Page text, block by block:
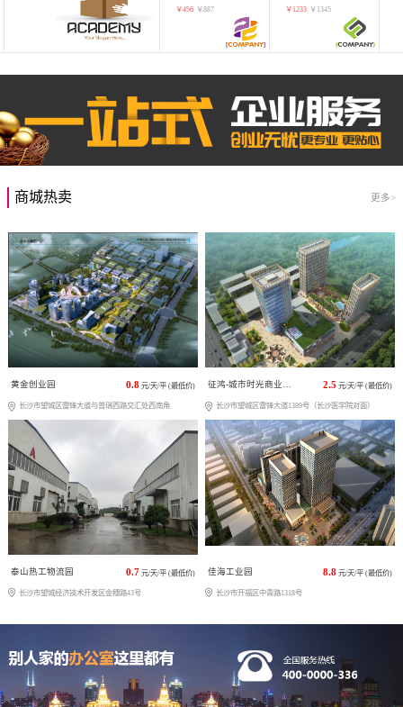
￥456 ￥887 ￥ 1233 ￥ 1345
商城热卖 更多>
黄金创业园 0.8 元/天/平 (最低价)
长沙市望城区雷锋大道与普瑞西路交汇处西南角
征鸿-城市时光商业广场 2.5 元/天/平 (最低价)
长沙市望城区雷锋大道1389号（长沙医学院对面）
泰山热工物流园 0.7 元/天/平 (最低价)
长沙市望城经济技术开发区金穗路43号
佳海工业园 8.8 元/天/平 (最低价)
长沙市开福区中青路1318号